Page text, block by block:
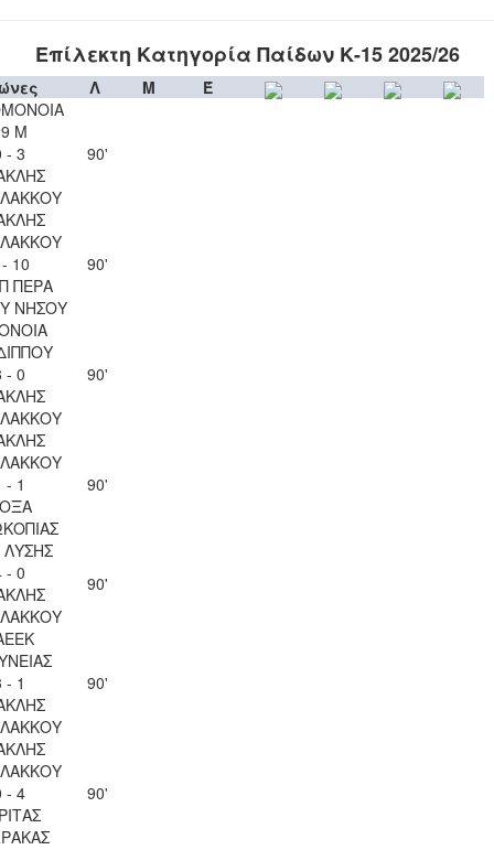
Επίλεκτη Κατηγορία Παίδων Κ-15 2025/26
Λ Μ
Έ
Μ
- 3
90'
10
ΠΕΡΑ
ΝΗΣΟΥ
90'
- 0
90'
- 1
90'
ΛΥΣΗΣ
- 0
90'
- 1
90'
- 4
90'